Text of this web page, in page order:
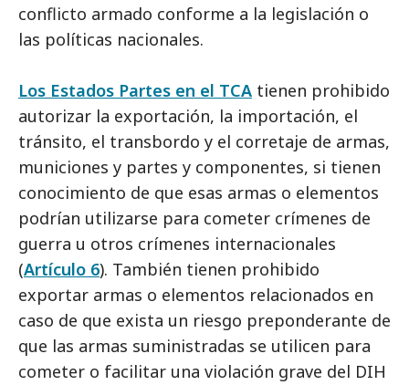
conflicto armado conforme a la legislación o
las políticas nacionales.
Los Estados Partes en el TCA tienen prohibido
autorizar la exportación, la importación, el
tránsito, el transbordo y el corretaje de armas,
municiones y partes y componentes, si tienen
conocimiento de que esas armas o elementos
podrían utilizarse para cometer crímenes de
guerra u otros crímenes internacionales
(Artículo 6). También tienen prohibido
exportar armas o elementos relacionados en
caso de que exista un riesgo preponderante de
que las armas suministradas se utilicen para
cometer o facilitar una violación grave del DIH